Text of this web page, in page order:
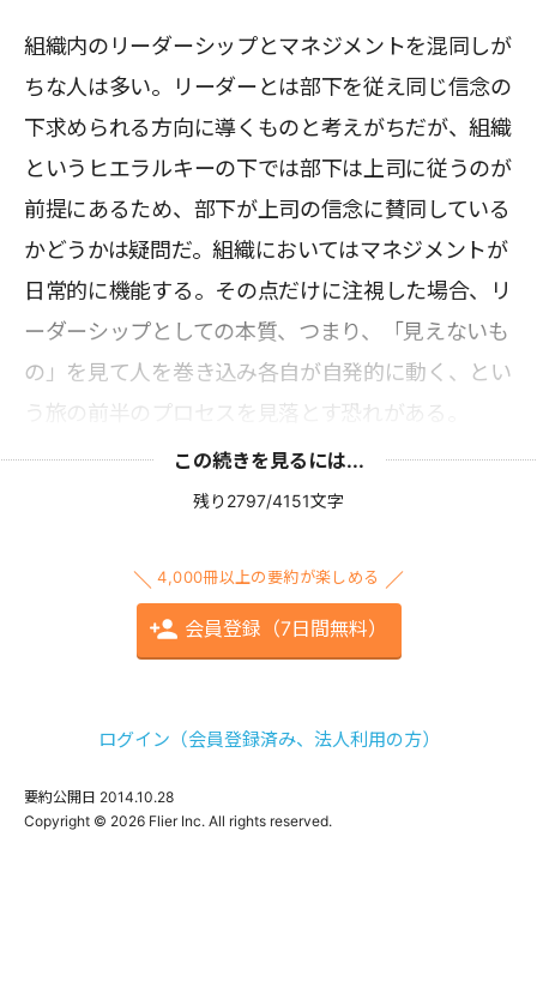
組織内のリーダーシップとマネジメントを混同しが
ちな人は多い。リーダーとは部下を従え同じ信念の
下求められる方向に導くものと考えがちだが、組織
というヒエラルキーの下では部下は上司に従うのが
前提にあるため、部下が上司の信念に賛同している
かどうかは疑問だ。組織においてはマネジメントが
日常的に機能する。その点だけに注視した場合、リ
ーダーシップとしての本質、つまり、「見えないも
の」を見て人を巻き込み各自が自発的に動く、とい
う旅の前半のプロセスを見落とす恐れがある。
この続きを見るには...
残り2797/4151文字
4,000冊以上の要約が楽しめる
会員登録（7日間無料）
ログイン（会員登録済み、法人利用の方）
要約公開日 2014.10.28